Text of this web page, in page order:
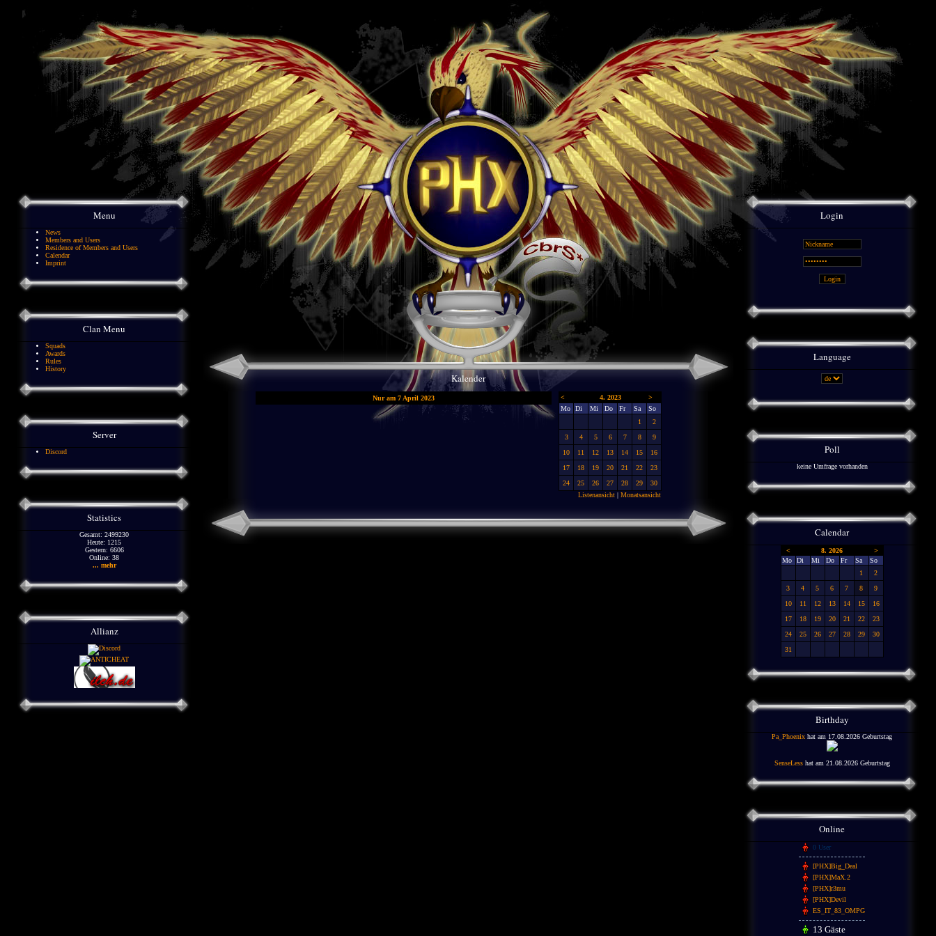
Menu
News
Members and Users
Residence of Members and Users
Calendar
Imprint
Clan Menu
Squads
Awards
Rules
History
Server
Discord
Statistics
Gesamt: 2499230
Heute: 1215
Gestern: 6606
Online: 38
... mehr
Allianz
Kalender
Nur am 7 April 2023 < 4. 2023
>
Mo
Di Mi Do Fr Sa
So
1
2
3
4 5 6 7 8
9
10
11 12 13 14 15
16
17
18 19 20 21 22
23
24
25 26 27 28 29
30
Listenansicht | Monatsansicht
Login
Language
Poll
keine Umfrage vorhanden
Calendar
< 8. 2026
>
Mo
Di Mi Do Fr Sa
So
1
2
3
4 5 6 7 8
9
10
11 12 13 14 15
16
17
18 19 20 21 22
23
24
25 26 27 28 29
30
31
Birthday
Pa_Phoenix hat am 17.08.2026 Geburtstag
SenseLesshat am 21.08.2026 Geburtstag
Online
0 User
[PHX]Big_Deal
[PHX]MaX.2
[PHX]r3mu
[PHX]Devil
ES_IT_83_OMPG
13 Gäste